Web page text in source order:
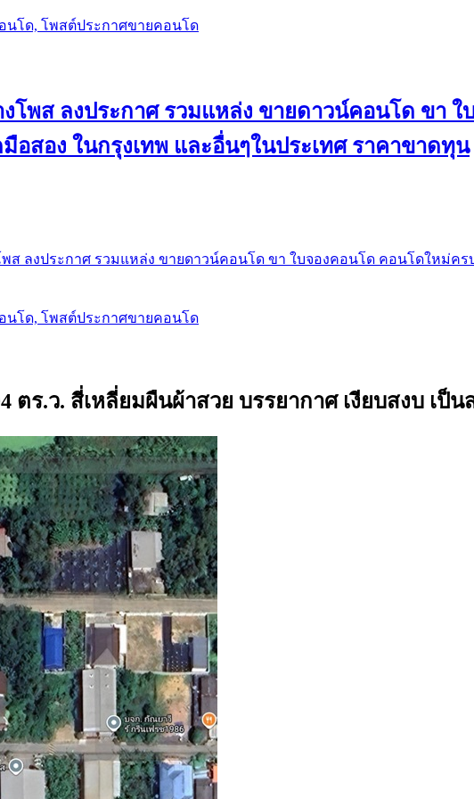
นโด, โพสต์ประกาศขายคอนโด
งโพส ลงประกาศ รวมแหล่ง ขายดาวน์คอนโด ขา
อสอง ในกรุงเทพ และอื่นๆในประเทศ ราคาขาดทุน
พส ลงประกาศ รวมแหล่ง ขายดาวน์คอนโด ขา ใบจองคอนโด คอนโดใหม่ค
นโด, โพสต์ประกาศขายคอนโด
ร.ว. สี่เหลี่ยมผืนผ้าสวย บรรยากาศ เงียบสงบ เป็น